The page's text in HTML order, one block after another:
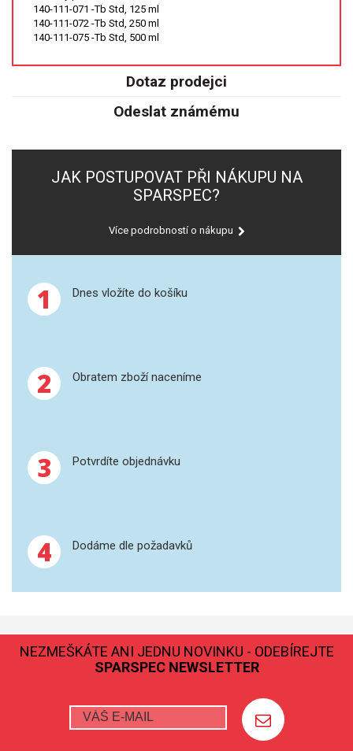
GRAFITOVÉ KELÍMKY
MS/SPM
PŘÍSLUŠENSTVÍ PRO MS
SUBSTRÁTY
KALIBRACE
TERS
140-111-071 -Tb Std, 125 ml
140-111-072 -Tb Std, 250 ml
140-111-075 -Tb Std, 500 ml
Dotaz prodejci
Odeslat známému
JAK POSTUPOVAT PŘI NÁKUPU NA
SPARSPEC?
Více podrobností o nákupu
1 Dnes vložíte do košíku
2 Obratem zboží naceníme
3 Potvrdíte objednávku
4 Dodáme dle požadavků
NEZMEŠKÁTE ANI JEDNU NOVINKU - ODEBÍREJTE
SPARSPEC NEWSLETTER